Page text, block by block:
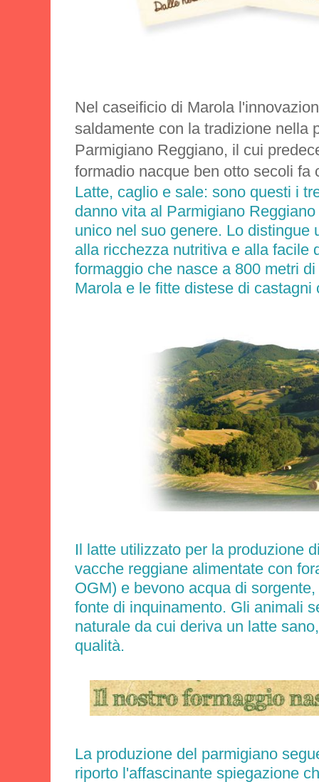
Nel caseificio di Marola
saldamente con la tradizione nella
Parmigiano Reggiano, il cui
formadio nacque ben otto secoli fa
Latte, caglio e sale: sono questi i
danno vita al Parmigiano
unico nel suo genere. Lo distingue
alla ricchezza nutritiva e alla facile
formaggio che nasce a 800 metri
Marola e le fitte distese di
Il latte utilizzato per la produzione
vacche reggiane alimentate con
OGM) e bevono acqua di
fonte di inquinamento. Gli animali
naturale da cui deriva un latte
qualità.
La produzione del parmigiano
riporto l'affascinante spiegazione